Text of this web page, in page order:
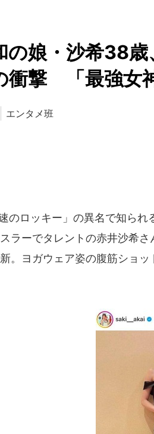
の娘・沙希38
衝撃 「最強女
エンタメ班
のロッキー」の異名で知られ
ラーでタレントの赤井沙希
。ヨガウェア姿の腹筋ショッ